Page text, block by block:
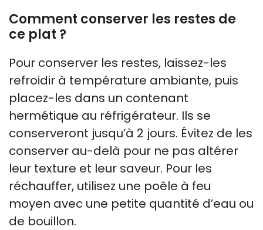
Comment conserver les restes de
ce plat ?
Pour conserver les restes, laissez-les
refroidir à température ambiante, puis
placez-les dans un contenant
hermétique au réfrigérateur. Ils se
conserveront jusqu’à 2 jours. Évitez de les
conserver au-delà pour ne pas altérer
leur texture et leur saveur. Pour les
réchauffer, utilisez une poêle à feu
moyen avec une petite quantité d’eau ou
de bouillon.